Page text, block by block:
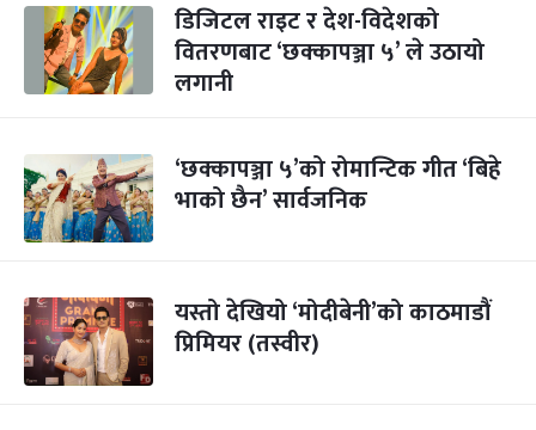
डिजिटल राइट र देश-विदेशको
वितरणबाट ‘छक्कापञ्जा ५’ ले उठायो
लगानी
‘छक्कापञ्जा ५’को रोमान्टिक गीत ‘बिहे
भाको छैन’ सार्वजनिक
यस्तो देखियो ‘मोदीबेनी’को काठमाडौं
प्रिमियर (तस्वीर)